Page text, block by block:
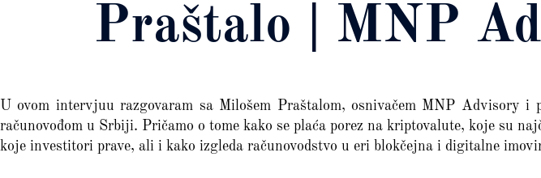
Praštalo | MNP
U ovom intervjuu razgovaram sa Milošem Praštalom, osnivačem MNP Advisory i
računovođom u Srbiji. Pričamo o tome kako se plaća porez na kriptovalute, koje su
koje investitori prave, ali i kako izgleda računovodstvo u eri blokčejna i digitalne